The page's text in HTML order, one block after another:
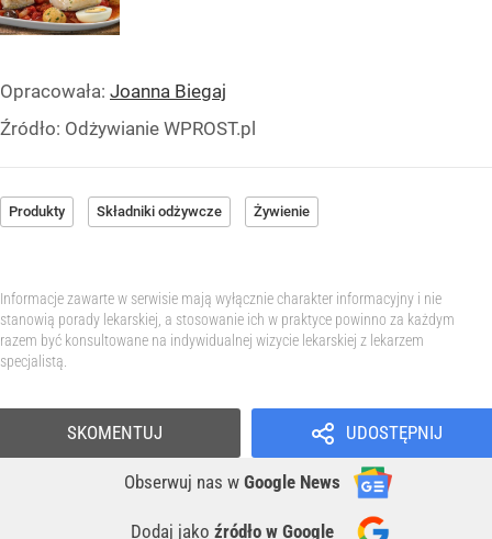
Opracowała: Joanna Biegaj
Źródło: Odżywianie WPROST.pl
Produkty Składniki odżywcze Żywienie
Informacje zawarte w serwisie mają wyłącznie charakter informacyjny i nie
stanowią porady lekarskiej, a stosowanie ich w praktyce powinno za każdym
razem być konsultowane na indywidualnej wizycie lekarskiej z lekarzem
specjalistą.
UDOSTĘPNIJ
Obserwuj nas w Google News
Dodaj jako źródło w Google
SKOMENTUJ